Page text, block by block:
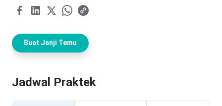
Buat Janji Temu
Jadwal Praktek